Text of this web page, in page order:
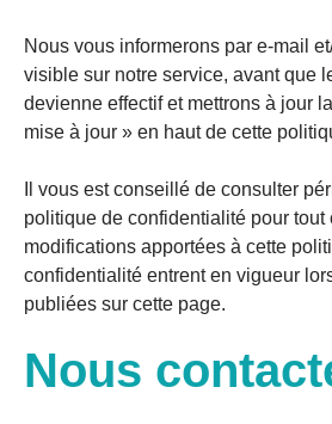
Nous vous informerons par e-mail
visible sur notre service, avant que
devienne effectif et mettrons à jour
mise à jour » en haut de cette
Il vous est conseillé de consulter
politique de confidentialité pour tout
modifications apportées à cette
confidentialité entrent en vigueur
publiées sur cette page.
Nous